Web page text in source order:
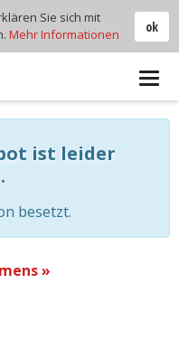
ist leider
besetzt.
»
ok
Sie sich mit
Mehr Informationen